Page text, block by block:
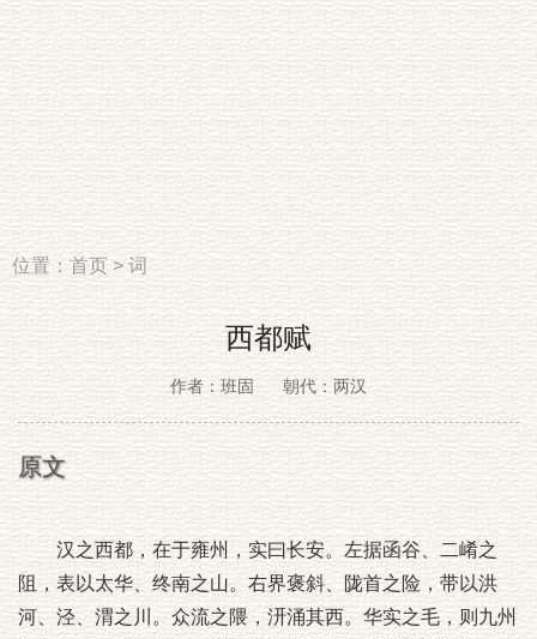
位置：首页>词
西都赋
作者：班固 朝代：两汉
原文
汉之西都，在于雍州，实曰长安。左据函谷、二崤之
阻，表以太华、终南之山。右界褒斜、陇首之险，带以洪
河、泾、渭之川。众流之隈，汧涌其西。华实之毛，则九州